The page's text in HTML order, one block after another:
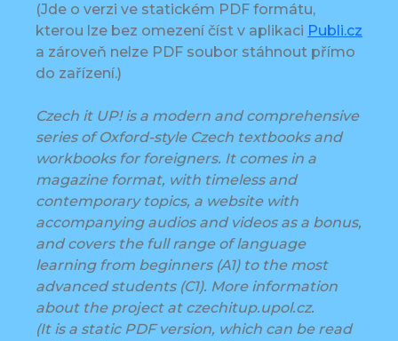
(Jde o verzi ve statickém PDF formátu,
kterou lze bez omezení číst v aplikaci Publi.cz
a zároveň nelze PDF soubor stáhnout přímo
do zařízení.)
Czech it UP! is a modern and comprehensive
series of Oxford-style Czech textbooks and
workbooks for foreigners. It comes in a
magazine format, with timeless and
contemporary topics, a website with
accompanying audios and videos as a bonus,
and covers the full range of language
learning from beginners (A1) to the most
advanced students (C1). More information
about the project at czechitup.upol.cz.
(It is a static PDF version, which can be read